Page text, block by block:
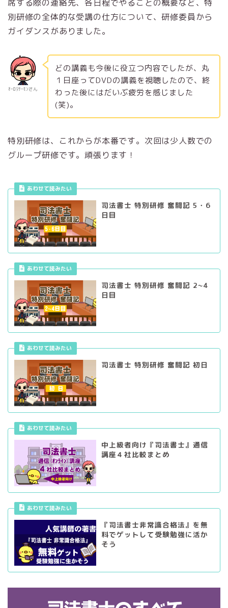
席する際の連絡先、各日程でやることの概要など、特
別研修の全体的な受講の仕方について、研修委員から
ガイダンスがありました。
ｵｰﾛﾗｻｰﾓﾝさん
どの講義も今後に役立つ内容でしたが、丸
１日座ってDVDの講義を視聴したので、終
わった後にはだいぶ疲労を感じました
(笑)。
特別研修は、これからが本番です。次回は少人数での
グループ研修です。頑張ります！
あわせて読みたい
司法書士 特別研修 奮闘記 5・6
日目
あわせて読みたい
司法書士 特別研修 奮闘記 2~4
日目
あわせて読みたい
司法書士 特別研修 奮闘記 初日
あわせて読みたい
中上級者向け『司法書士』通信
講座４社比較まとめ
あわせて読みたい
『司法書士非常識合格法』を無
料でゲットして受験勉強に活か
そう